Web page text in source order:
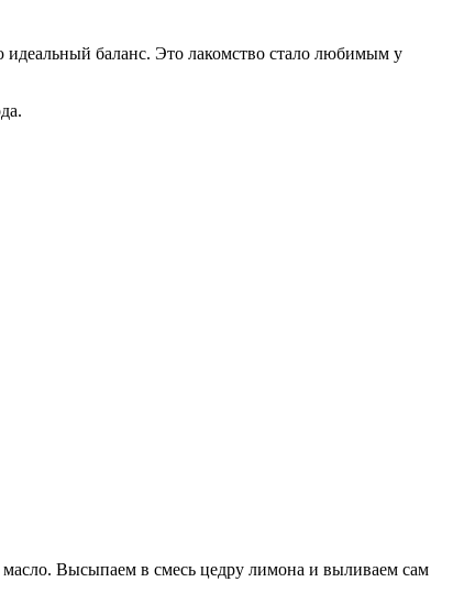
баланс. Это лакомство стало любимым у
Высыпаем в смесь цедру лимона и выливаем сам